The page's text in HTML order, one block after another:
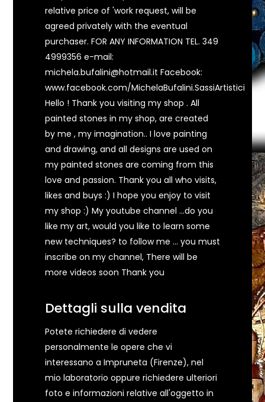
relative price of 'work request, will be
agreed privately with the eventual
purchaser. FOR ANY INFORMATION TEL. 349
4999356 e-mail:
michela.bufalini@hotmail.it Facebook:
www.facebook.com/MichelaBufalini.SassiArtistici
Hello ! Thank you visiting my shop . All
painted stones in my shop, are created
by me , my imagination.. I love painting
and drawing, and all designs are used on
my painted stones are coming from this
love and passion. Thank you all who visits,
likes and buys :) I hope you enjoy to visit
my shop :) My youtube channel ...do you
like my art, would you like to learn some
new techniques? to follow me ... you must
inscribe on my channel, There will be
more videos soon Thank you
Dettagli sulla vendita
Potete richiedere di vedere
personalmente le opere che vi
interessano a Impruneta (Firenze), nel
mio laboratorio oppure richiedere ulteriori
foto e informazioni relative all'oggetto in